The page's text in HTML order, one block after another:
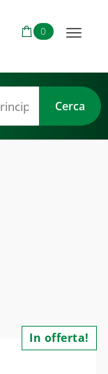
0
Toggle
In offerta!